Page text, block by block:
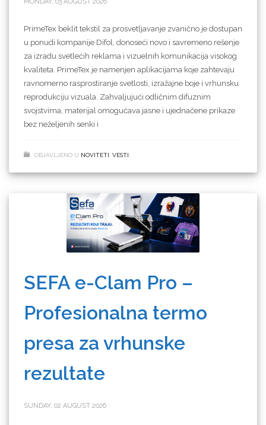
PrimeTex beklit tekstil za prosvetljavanje zvanično je dostupan
u ponudi kompanije Difol, donoseći novo i savremeno rešenje
za izradu svetlećih reklama i vizuelnih komunikacija visokog
kvaliteta. PrimeTex je namenjen aplikacijama koje zahtevaju
ravnomerno rasprostiranje svetlosti, izražajne boje i vrhunsku
reprodukciju vizuala. Zahvaljujući odličnim difuznim
svojstvima, materijal omogućava jasne i ujednačene prikaze
bez neželjenih senki i
OBJAVLJENO U NOVITETI VESTI
SEFA e-Clam Pro –
Profesionalna termo
presa za vrhunske
rezultate
SUNDAY, 02 AUGUST 2026